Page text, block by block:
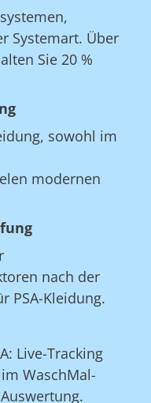
Systemart. Über
Sie 20 %
sowohl im
modernen
nach der
PSA-Kleidung.
Live-Tracking
WaschMal-